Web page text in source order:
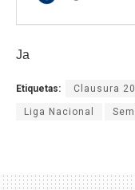
Ja
Etiquetas: Clausura
Liga Nacional